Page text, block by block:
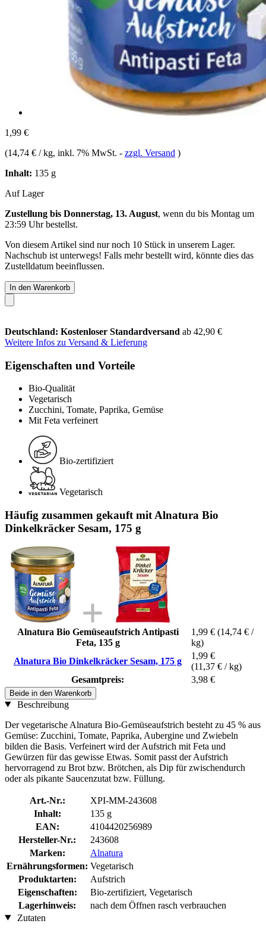
1,99 €
(14,74 € / kg, inkl. 7% MwSt. - zzgl. Versand )
Inhalt: 135 g
Auf Lager
Zustellung bis Donnerstag, 13. August, wenn du bis Montag um
23:59 Uhrbestellst.
Von diesem Artikel sind nur noch 10 Stück in unserem Lager.
Nachschub ist unterwegs! Falls mehr bestellt wird, könnte dies das
Zustelldatum beeinflussen.
In den Warenkorb
Deutschland: Kostenloser Standardversand ab 42,90 €
Weitere Infos zu Versand & Lieferung
Eigenschaften und Vorteile
Bio-Qualität
Vegetarisch
Zucchini, Tomate, Paprika, Gemüse
Mit Feta verfeinert
Bio-zertifiziert
Vegetarisch
Häufig zusammen gekauft mit Alnatura Bio
Dinkelkräcker Sesam, 175 g
Alnatura Bio Gemüseaufstrich Antipasti
Feta, 135 g
1,99 € (14,74 € /
kg)
Alnatura Bio Dinkelkräcker Sesam, 175 g
1,99 €
(11,37 € / kg)
Gesamtpreis:
3,98 €
Beide in den Warenkorb
Beschreibung
Der vegetarische Alnatura Bio-Gemüseaufstrich besteht zu 45 % aus
Gemüse: Zucchini, Tomate, Paprika, Aubergine und Zwiebeln
bilden die Basis. Verfeinert wird der Aufstrich mit Feta und
Gewürzen für das gewisse Etwas. Somit passt der Aufstrich
hervorragend zu Brot bzw. Brötchen, als Dip für zwischendurch
oder als pikante Saucenzutat bzw. Füllung.
Art.-Nr.:
XPI-MM-243608
Inhalt:
135 g
EAN:
4104420256989
Hersteller-Nr.:
243608
Marken:
Alnatura
Ernährungsformen: Vegetarisch
Produktarten:
Aufstrich
Eigenschaften:
Bio-zertifiziert, Vegetarisch
Lagerhinweis:
nach dem Öffnen rasch verbrauchen
Zutaten